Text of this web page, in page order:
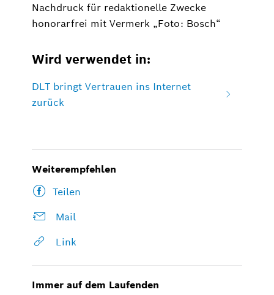
Nachdruck für redaktionelle Zwecke
honorarfrei mit Vermerk „Foto: Bosch“
Wird verwendet in:
DLT bringt Vertrauen ins Internet
zurück
Weiterempfehlen
Teilen
Mail
Link
Immer auf dem Laufenden